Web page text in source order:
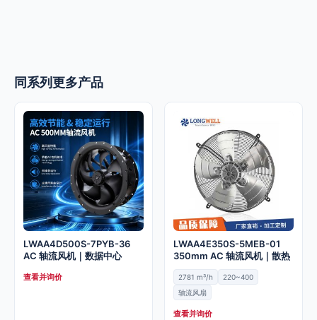
同系列更多产品
LWAA4D500S-7PYB-36
AC 轴流风机｜数据中心
查看并询价
LWAA4E350S-5MEB-01
350mm AC 轴流风机｜散热
2781 m³/h
220~400
轴流风扇
查看并询价